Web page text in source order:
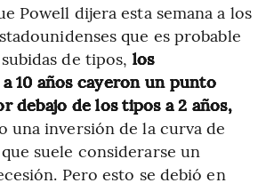
Powell dijera esta semana a los
que es probable
de tipos, los
10 años cayeron un punto
debajo de los tipos a 2 años,
una inversión de la curva de
suele considerarse un
Pero esto se debió en